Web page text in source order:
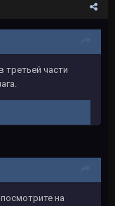
третьей части
на